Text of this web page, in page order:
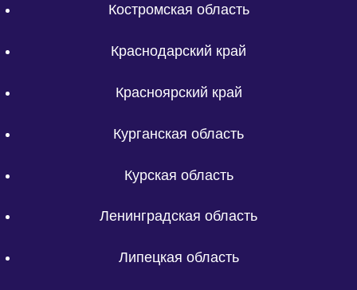
Костромская область
Краснодарский край
Красноярский край
Курганская область
Курская область
Ленинградская область
Липецкая область